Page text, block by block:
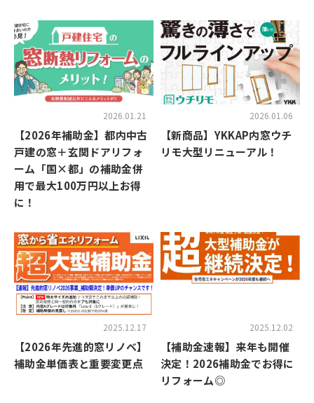
2026.01.21
【2026年補助金】都内中古
戸建の窓＋玄関ドアリフォ
ーム「国×都」の補助金併
用で最大100万円以上お得
に！
2026.01.06
【新商品】YKKAP内窓ウチ
リモ大型リニューアル！
2025.12.17
【2026年先進的窓リノベ】
補助金単価表と重要変更点
2025.12.02
【補助金速報】来年も開催
決定！2026補助金でお得に
リフォーム◎